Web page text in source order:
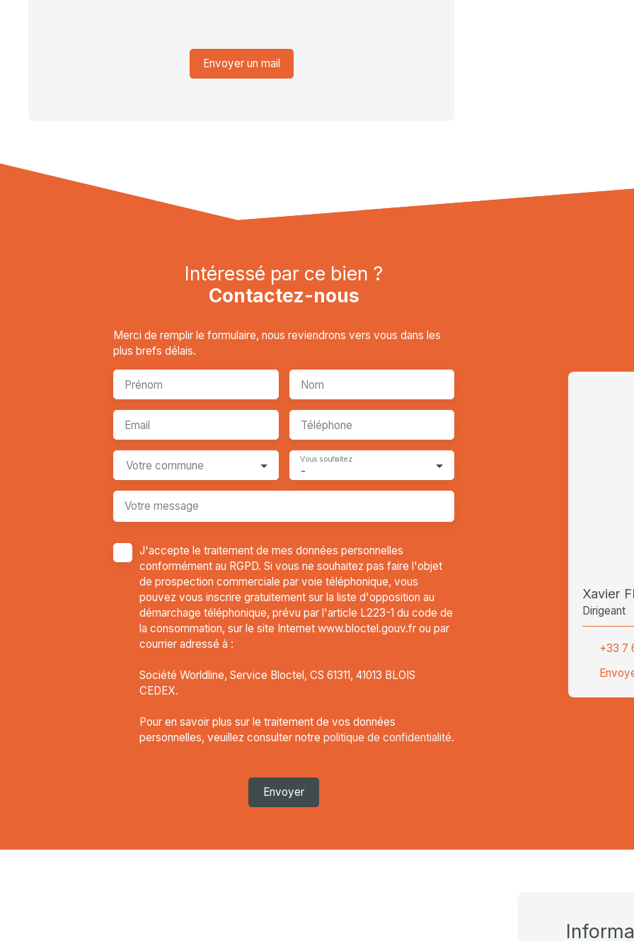
Envoyer un mail
Intéressé par ce bien ?
Contactez-nous
Merci de remplir le formulaire, nous reviendrons vers vous dans les
plus brefs délais.
Prénom Nom
Email Téléphone
Votre commune -
Vous souhaitez
Votre message
J'accepte le traitement de mes données personnelles
conformément au RGPD. Si vous ne souhaitez pas faire l'objet
de prospection commerciale par voie téléphonique, vous
pouvez vous inscrire gratuitement sur la liste d'opposition au
démarchage téléphonique, prévu par l'article L223-1 du code de
la consommation, sur le site Internet www.bloctel.gouv.fr ou par
courrier adressé à :
Société Worldline, Service Bloctel, CS 61311, 41013 BLOIS
CEDEX.
Pour en savoir plus sur le traitement de vos données
personnelles, veuillez consulter notre politique de confidentialité.
Envoyer
Xavier
Dirigeant
+33 7